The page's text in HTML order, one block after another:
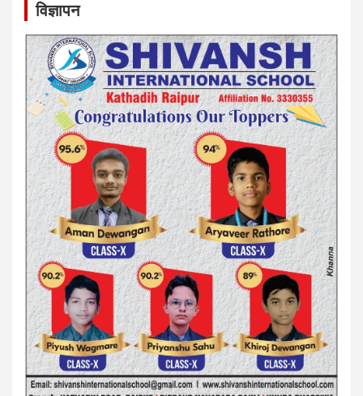
विज्ञापन